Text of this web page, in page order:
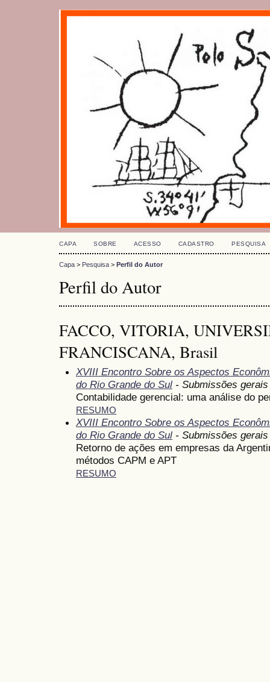
CAPA SOBRE ACESSO CADASTRO PESQUISA
Capa > Pesquisa > Perfil do Autor
Perfil do Autor
FACCO, VITORIA,
FRANCISCANA, Brasil
XVIII Encontro Sobre os Aspectos
do Rio Grande do Sul - Submissões gerais
Contabilidade gerencial: uma análise do
RESUMO
XVIII Encontro Sobre os Aspectos
do Rio Grande do Sul - Submissões gerais
Retorno de ações em empresas da
métodos CAPM e APT
RESUMO